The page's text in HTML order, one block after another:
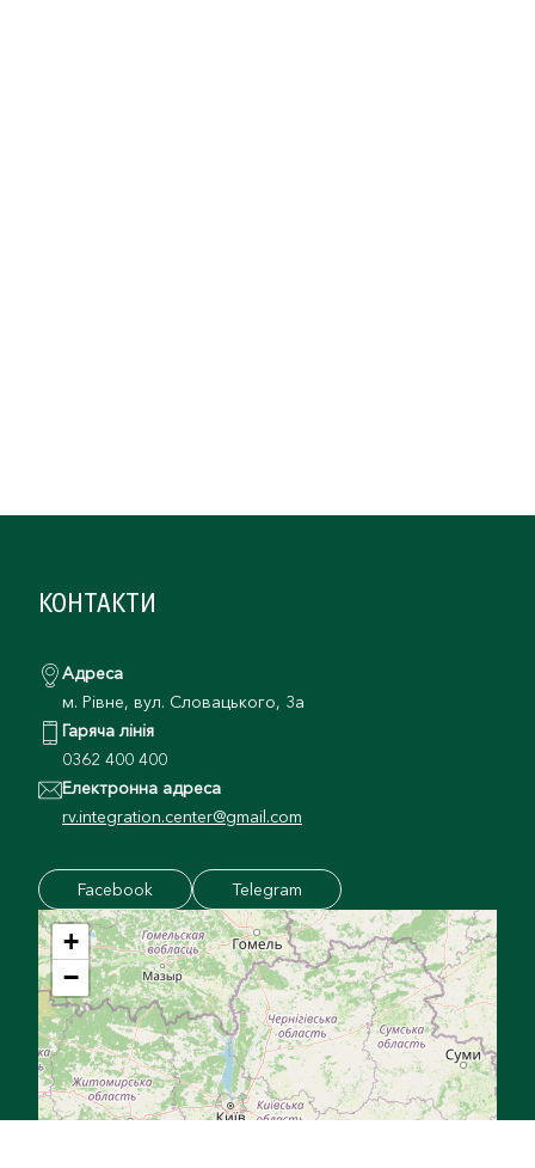
КОНТАКТИ
Адреса
м. Рівне, вул. Словацького, 3а
Гаряча лінія
0362 400 400
Електронна адреса
rv.integration.center@gmail.com
Facebook Telegram
+
−